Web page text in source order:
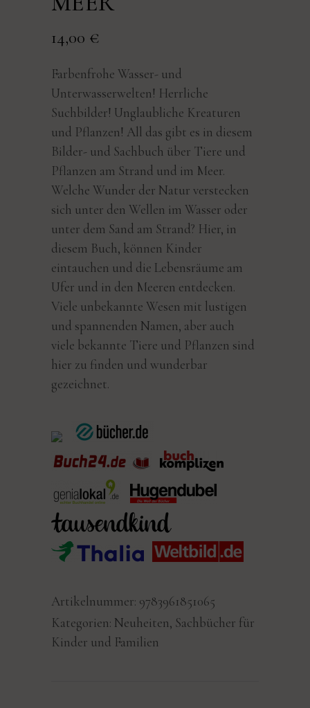
14,00 €
Farbenfrohe Wasser- und
Unterwasserwelten! Herrliche
Suchbilder! Unglaubliche Kreaturen
und Pflanzen! All das gibt es in diesem
Bilder- und Sachbuch über Tiere und
Pflanzen am Strand und im Meer.
Welche Wunder der Natur verstecken
sich unter den Wellen im Wasser oder
unter dem Sand am Strand? Hier, in
diesem Buch, können Kinder
eintauchen und die Lebensräume am
Ufer und in den Meeren entdecken.
Viele unbekannte Wesen mit lustigen
und spannenden Namen, aber auch
viele bekannte Tiere und Pflanzen sind
hier zu finden und wunderbar
gezeichnet.
Artikelnummer: 9783961851065
Kategorien: Neuheiten, Sachbücher für
Kinder und Familien